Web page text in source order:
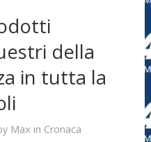
della
in tutta la
Max in Cronaca